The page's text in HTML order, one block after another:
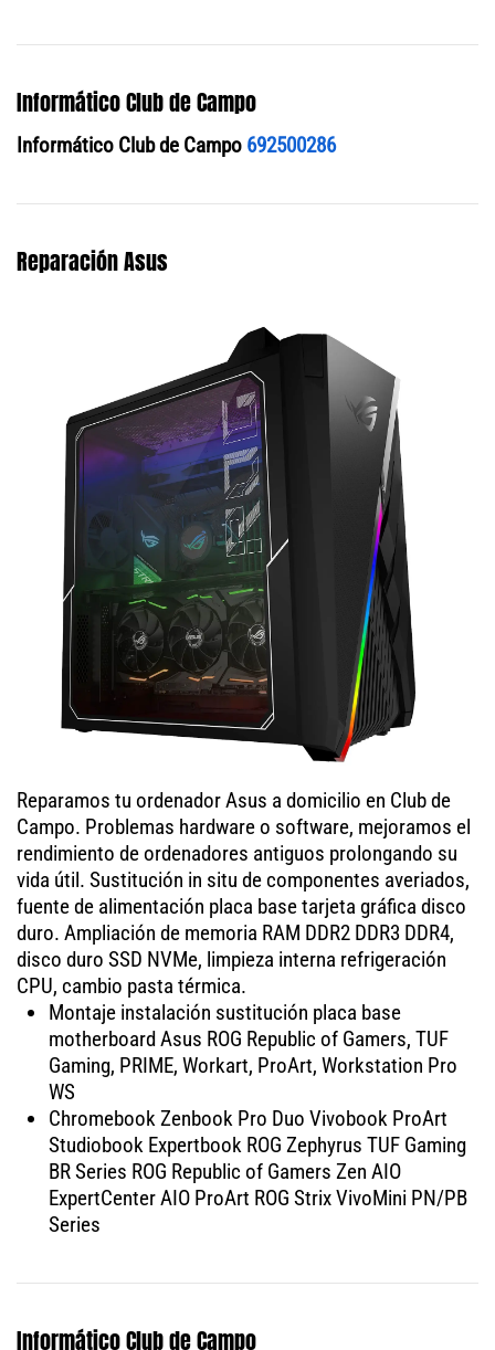
Informático Club de Campo
Informático Club de Campo 692500286
Reparación Asus
Reparamos tu ordenador Asus a domicilio en Club de
Campo. Problemas hardware o software, mejoramos el
rendimiento de ordenadores antiguos prolongando su
vida útil. Sustitución in situ de componentes averiados,
fuente de alimentación placa base tarjeta gráfica disco
duro. Ampliación de memoria RAM DDR2 DDR3 DDR4,
disco duro SSD NVMe, limpieza interna refrigeración
CPU, cambio pasta térmica.
Montaje instalación sustitución placa base
motherboard Asus ROG Republic of Gamers, TUF
Gaming, PRIME, Workart, ProArt, Workstation Pro
WS
Chromebook Zenbook Pro Duo Vivobook ProArt
Studiobook Expertbook ROG Zephyrus TUF Gaming
BR Series ROG Republic of Gamers Zen AIO
ExpertCenter AIO ProArt ROG Strix VivoMini PN/PB
Series
Informático Club de Campo